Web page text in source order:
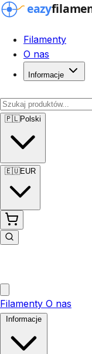
Filamenty
O nas
Informacje
🇵🇱Polski
🇪🇺EUR
Filamenty O nas